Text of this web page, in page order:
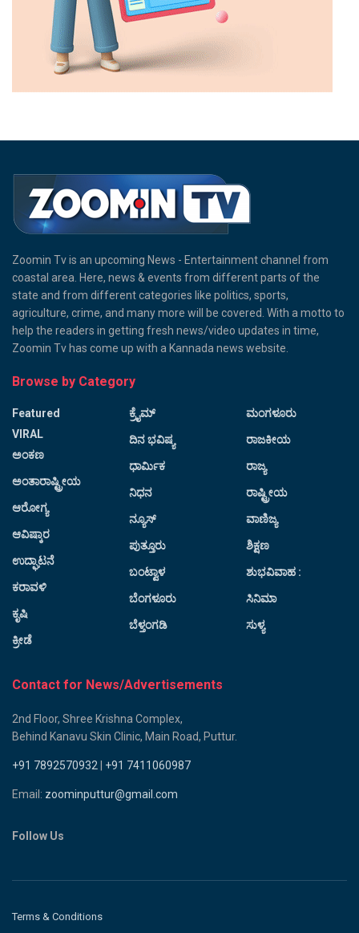
Zoomin Tv is an upcoming News - Entertainment channel from
coastal area. Here, news & events from different parts of the
state and from different categories like politics, sports,
agriculture, crime, and many more will be covered. With a motto to
help the readers in getting fresh news/video updates in time,
Zoomin Tv has come up with a Kannada news website.
Browse by Category
Featured
VIRAL
ಅಂಕಣ
ಅಂತಾರಾಷ್ಟ್ರೀಯ
ಆರೋಗ್ಯ
ಆವಿಷ್ಕಾರ
ಉದ್ಘಾಟನೆ
ಕರಾವಳಿ
ಕೃಷಿ
ಕ್ರೀಡೆ
ಕ್ರೈಮ್
ದಿನ ಭವಿಷ್ಯ
ಧಾರ್ಮಿಕ
ನಿಧನ
ನ್ಯೂಸ್
ಪುತ್ತೂರು
ಬಂಟ್ವಾಳ
ಬೆಂಗಳೂರು
ಬೆಳ್ತಂಗಡಿ
ಮಂಗಳೂರು
ರಾಜಕೀಯ
ರಾಜ್ಯ
ರಾಷ್ಟ್ರೀಯ
ವಾಣಿಜ್ಯ
ಶಿಕ್ಷಣ
ಶುಭವಿವಾಹ :
ಸಿನಿಮಾ
ಸುಳ್ಯ
Contact for News/Advertisements
2nd Floor, Shree Krishna Complex,
Behind Kanavu Skin Clinic, Main Road, Puttur.
+91 7892570932 +91 7411060987
Email: zoominputtur@gmail.com
Follow Us
Terms & Conditions